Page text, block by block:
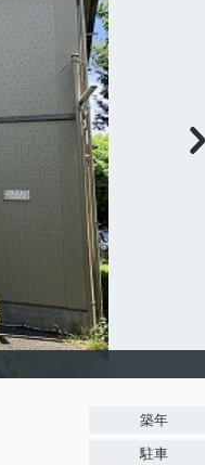
築年
駐車